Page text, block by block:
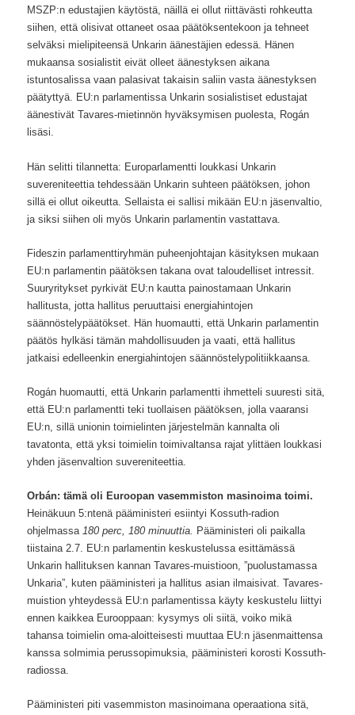
MSZP:n edustajien käytöstä, näillä ei ollut riittävästi rohkeutta
siihen, että olisivat ottaneet osaa päätöksentekoon ja tehneet
selväksi mielipiteensä Unkarin äänestäjien edessä. Hänen
mukaansa sosialistit eivät olleet äänestyksen aikana
istuntosalissa vaan palasivat takaisin saliin vasta äänestyksen
päätyttyä. EU:n parlamentissa Unkarin sosialistiset edustajat
äänestivät Tavares-mietinnön hyväksymisen puolesta, Rogán
lisäsi.
Hän selitti tilannetta: Europarlamentti loukkasi Unkarin
suvereniteettia tehdessään Unkarin suhteen päätöksen, johon
sillä ei ollut oikeutta. Sellaista ei sallisi mikään EU:n jäsenvaltio,
ja siksi siihen oli myös Unkarin parlamentin vastattava.
Fideszin parlamenttiryhmän puheenjohtajan käsityksen mukaan
EU:n parlamentin päätöksen takana ovat taloudelliset intressit.
Suuryritykset pyrkivät EU:n kautta painostamaan Unkarin
hallitusta, jotta hallitus peruuttaisi energiahintojen
säännöstelypäätökset. Hän huomautti, että Unkarin parlamentin
päätös hylkäsi tämän mahdollisuuden ja vaati, että hallitus
jatkaisi edelleenkin energiahintojen säännöstelypolitiikkaansa.
Rogán huomautti, että Unkarin parlamentti ihmetteli suuresti sitä,
että EU:n parlamentti teki tuollaisen päätöksen, jolla vaaransi
EU:n, sillä unionin toimielinten järjestelmän kannalta oli
tavatonta, että yksi toimielin toimivaltansa rajat ylittäen loukkasi
yhden jäsenvaltion suvereniteettia.
Orbán: tämä oli Euroopan vasemmiston masinoima toimi.
Heinäkuun 5:ntenä pääministeri esiintyi Kossuth-radion
ohjelmassa 180 perc, 180 minuuttia.
Pääministeri oli paikalla
tiistaina 2.7. EU:n parlamentin keskustelussa esittämässä
Unkarin hallituksen kannan Tavares-muistioon, ”puolustamassa
Unkaria”, kuten pääministeri ja hallitus asian ilmaisivat. Tavares-
muistion yhteydessä EU:n parlamentissa käyty keskustelu liittyi
ennen kaikkea Eurooppaan: kysymys oli siitä, voiko mikä
tahansa toimielin oma-aloitteisesti muuttaa EU:n jäsenmaittensa
kanssa solmimia perussopimuksia, pääministeri korosti Kossuth-
radiossa.
Pääministeri piti vasemmiston masinoimana operaationa sitä,